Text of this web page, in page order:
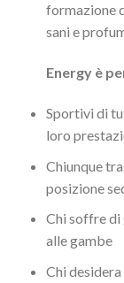
formazione
sani e
Energy è
Sportivi di
loro
Chiunque
posizione
Chi soffre di
alle gambe
Chi